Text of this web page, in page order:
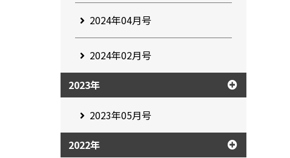
2024年04月号
2024年02月号
2023年
2023年05月号
2022年